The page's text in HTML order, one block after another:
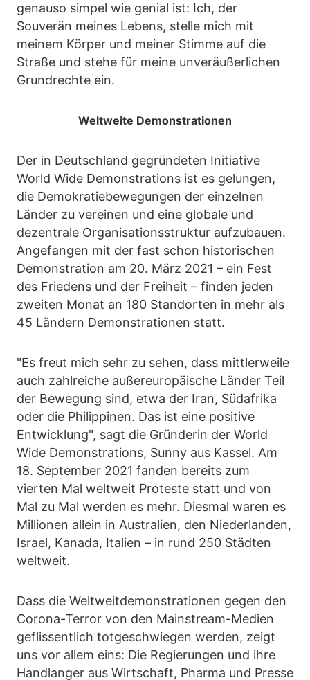
genauso simpel wie genial ist: Ich, der
Souverän meines Lebens, stelle mich mit
meinem Körper und meiner Stimme auf die
Straße und stehe für meine unveräußerlichen
Grundrechte ein.
Weltweite Demonstrationen
Der in Deutschland gegründeten Initiative
World Wide Demonstrations ist es gelungen,
die Demokratiebewegungen der einzelnen
Länder zu vereinen und eine globale und
dezentrale Organisationsstruktur aufzubauen.
Angefangen mit der fast schon historischen
Demonstration am 20. März 2021 – ein Fest
des Friedens und der Freiheit – finden jeden
zweiten Monat an 180 Standorten in mehr als
45 Ländern Demonstrationen statt.
"Es freut mich sehr zu sehen, dass mittlerweile
auch zahlreiche außereuropäische Länder Teil
der Bewegung sind, etwa der Iran, Südafrika
oder die Philippinen. Das ist eine positive
Entwicklung", sagt die Gründerin der World
Wide Demonstrations, Sunny aus Kassel. Am
18. September 2021 fanden bereits zum
vierten Mal weltweit Proteste statt und von
Mal zu Mal werden es mehr. Diesmal waren es
Millionen allein in Australien, den Niederlanden,
Israel, Kanada, Italien – in rund 250 Städten
weltweit.
Dass die Weltweitdemonstrationen gegen den
Corona-Terror von den Mainstream-Medien
geflissentlich totgeschwiegen werden, zeigt
uns vor allem eins: Die Regierungen und ihre
Handlanger aus Wirtschaft, Pharma und Presse